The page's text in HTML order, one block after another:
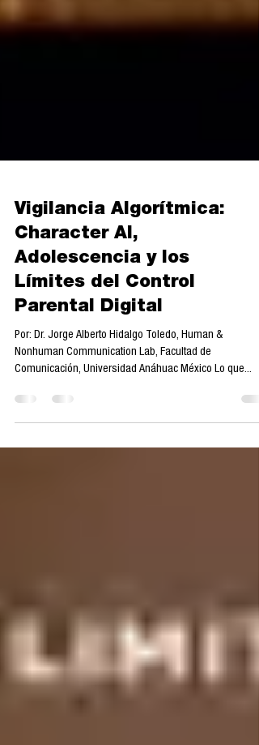
Vigilancia Algorítmica:
Character AI,
Adolescencia y los
Límites del Control
Parental Digital
Nonhuman Communication Lab, Facultad de
Comunicación, Universidad Anáhuac México Lo que...